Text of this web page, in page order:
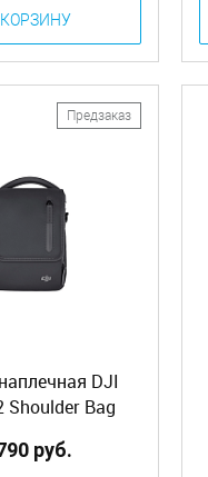
КОРЗИНУ
Предзаказ
DJI
Shoulder Bag
руб.